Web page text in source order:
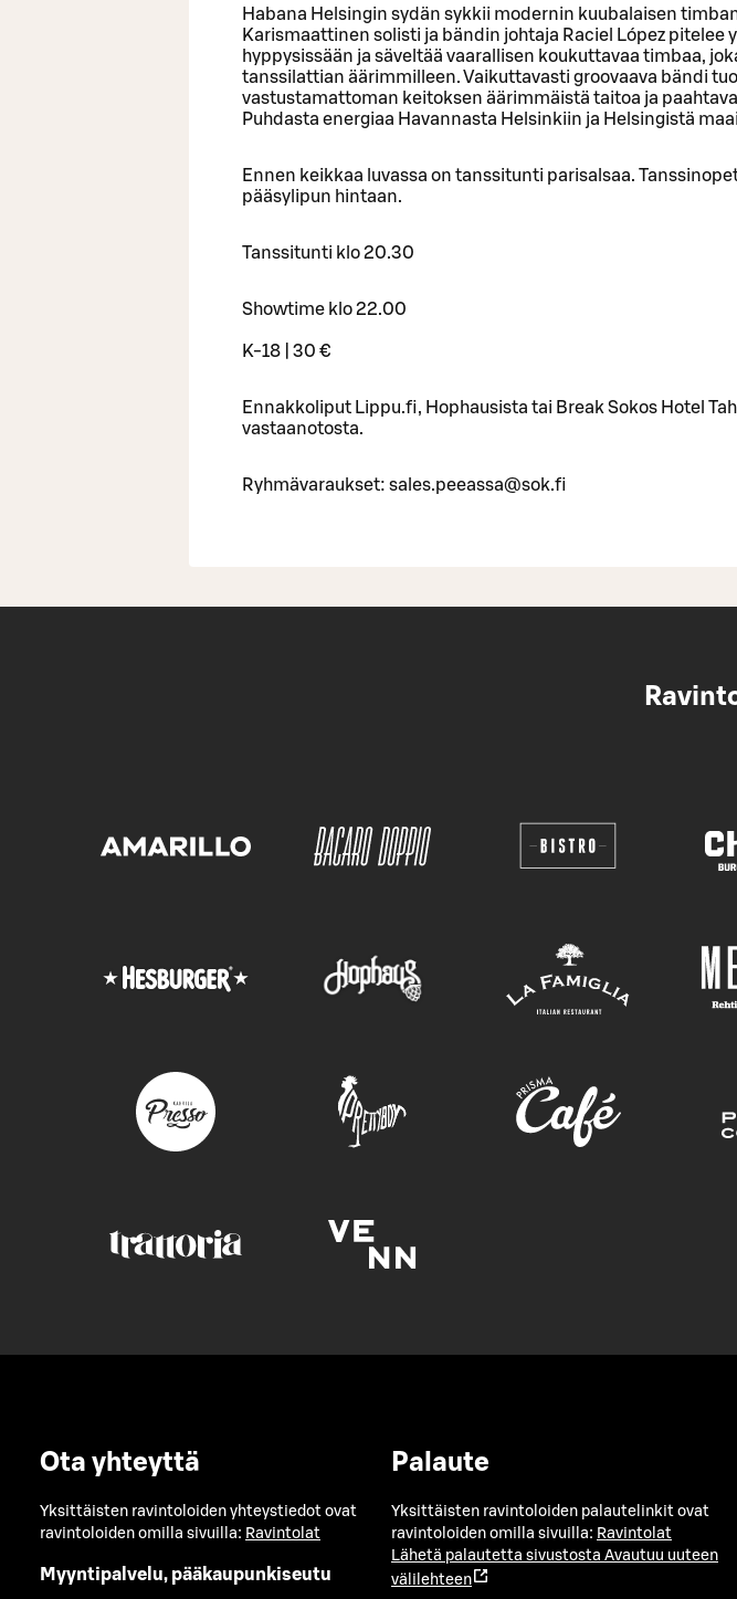
Habana Helsingin sydän sykkii modernin kuubalaisen
Karismaattinen solisti ja bändin johtaja Raciel López pitelee
hyppysissään ja säveltää vaarallisen koukuttavaa timbaa,
tanssilattian äärimmilleen. Vaikuttavasti groovaava bändi
vastustamattoman keitoksen äärimmäistä taitoa ja
Puhdasta energiaa Havannasta Helsinkiin ja Helsingistä
Ennen keikkaa luvassa on tanssitunti parisalsaa.
pääsylipun hintaan.
Tanssitunti klo 20.30
Showtime klo 22.00
K-18 | 30 €
Ennakkoliput Lippu.fi, Hophausista tai Break Sokos Hotel
vastaanotosta.
Ryhmävaraukset: sales.peeassa@sok.fi
Ota yhteyttä
Yksittäisten ravintoloiden yhteystiedot ovat
ravintoloiden omilla sivuilla: Ravintolat
Myyntipalvelu, pääkaupunkiseutu
Palaute
Yksittäisten ravintoloiden palautelinkit ovat
ravintoloiden omilla sivuilla: Ravintolat
Lähetä palautetta sivustosta Avautuu uuteen
välilehteen